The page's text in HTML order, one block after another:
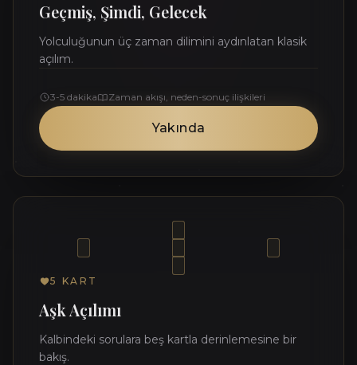
Geçmiş, Şimdi, Gelecek
Yolculuğunun üç zaman dilimini aydınlatan klasik
açılım.
3-5 dakika Zaman akışı, neden-sonuç ilişkileri
Yakında
5 KART
Aşk Açılımı
Kalbindeki sorulara beş kartla derinlemesine bir
bakış.